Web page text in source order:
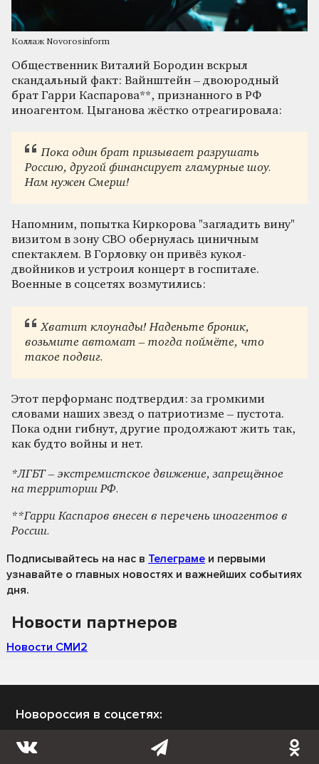
Коллаж Novorosinform
Общественник Виталий Бородин вскрыл
скандальный факт: Вайнштейн – двоюродный
брат Гарри Каспарова**, признанного в РФ
иноагентом. Цыганова жёстко отреагировала:
Пока один брат призывает разрушать
Россию, другой финансирует гламурные шоу.
Нам нужен Смерш!
Напомним, попытка Киркорова "загладить вину"
визитом в зону СВО обернулась циничным
спектаклем. В Горловку он привёз кукол-
двойников и устроил концерт в госпитале.
Военные в соцсетях возмутились:
Хватит клоунады! Наденьте броник,
возьмите автомат – тогда поймёте, что
такое подвиг.
Этот перформанс подтвердил: за громкими
словами наших звезд о патриотизме – пустота.
Пока одни гибнут, другие продолжают жить так,
как будто войны и нет.
*ЛГБТ – экстремистское движение, запрещённое
на территории РФ.
**Гарри Каспаров внесен в перечень иноагентов в
России.
Подписывайтесь на нас в Телеграме и первыми
узнавайте о главных новостях и важнейших событиях
дня.
Новости партнеров
Новости СМИ2
Новороссия в соцсетях: